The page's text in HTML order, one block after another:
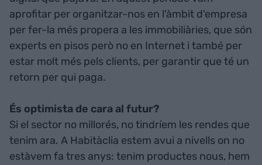
aprofitar per organitzar-nos en l'àmbit d'empresa
per fer-la més propera a les immobiliàries, que són
experts en pisos però no en Internet i també per
estar molt més pels clients, per garantir que té un
retorn per qui paga.
És optimista de cara al futur?
Si el sector no millorés, no tindríem les rendes que
tenim ara. A Habitàclia estem avui a nivells on no
estàvem fa tres anys: tenim productes nous, hem